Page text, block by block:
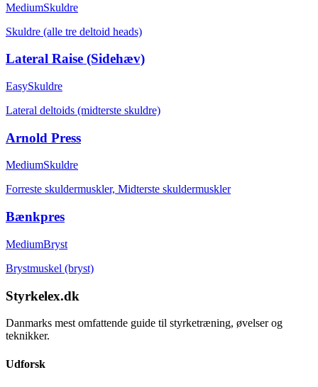
MediumSkuldre
Skuldre (alle tre deltoid heads)
Lateral Raise (Sidehæv)
EasySkuldre
Lateral deltoids (midterste skuldre)
Arnold Press
MediumSkuldre
Forreste skuldermuskler, Midterste skuldermuskler
Bænkpres
MediumBryst
Brystmuskel (bryst)
Styrkelex.dk
Danmarks mest omfattende guide til styrketræning, øvelser og
teknikker.
Udforsk